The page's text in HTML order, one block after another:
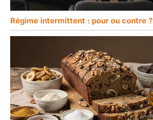
Régime intermittent : pour ou contre ?